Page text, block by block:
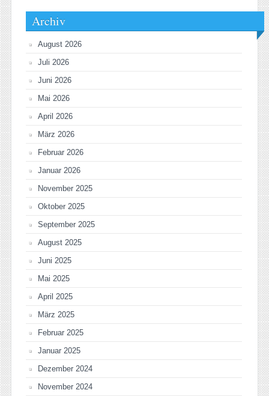
Archiv
August 2026
Juli 2026
Juni 2026
Mai 2026
April 2026
März 2026
Februar 2026
Januar 2026
November 2025
Oktober 2025
September 2025
August 2025
Juni 2025
Mai 2025
April 2025
März 2025
Februar 2025
Januar 2025
Dezember 2024
November 2024